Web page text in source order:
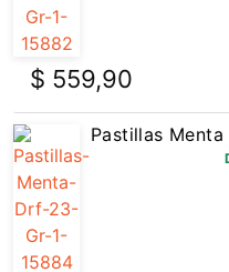
$ 559,90
Pastillas